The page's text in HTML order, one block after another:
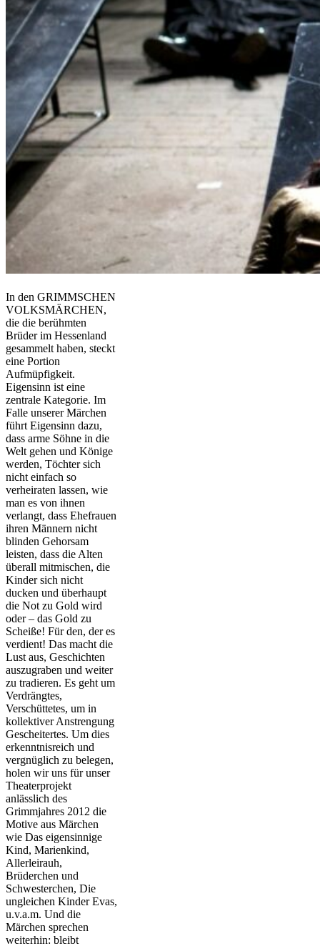
In den GRIMMSCHEN
VOLKSMÄRCHEN,
die die berühmten
Brüder im Hessenland
gesammelt haben, steckt
eine Portion
Aufmüpfigkeit.
Eigensinn ist eine
zentrale Kategorie. Im
Falle unserer Märchen
führt Eigensinn dazu,
dass arme Söhne in die
Welt gehen und Könige
werden, Töchter sich
nicht einfach so
verheiraten lassen, wie
man es von ihnen
verlangt, dass Ehefrauen
ihren Männern nicht
blinden Gehorsam
leisten, dass die Alten
überall mitmischen, die
Kinder sich nicht
ducken und überhaupt
die Not zu Gold wird
oder – das Gold zu
Scheiße! Für den, der es
verdient! Das macht die
Lust aus, Geschichten
auszugraben und weiter
zu tradieren. Es geht um
Verdrängtes,
Verschüttetes, um in
kollektiver Anstrengung
Gescheitertes. Um dies
erkenntnisreich und
vergnüglich zu belegen,
holen wir uns für unser
Theaterprojekt
anlässlich des
Grimmjahres 2012 die
Motive aus Märchen
wie Das eigensinnige
Kind, Marienkind,
Allerleirauh,
Brüderchen und
Schwesterchen, Die
ungleichen Kinder Evas,
u.v.a.m. Und die
Märchen sprechen
weiterhin: bleibt